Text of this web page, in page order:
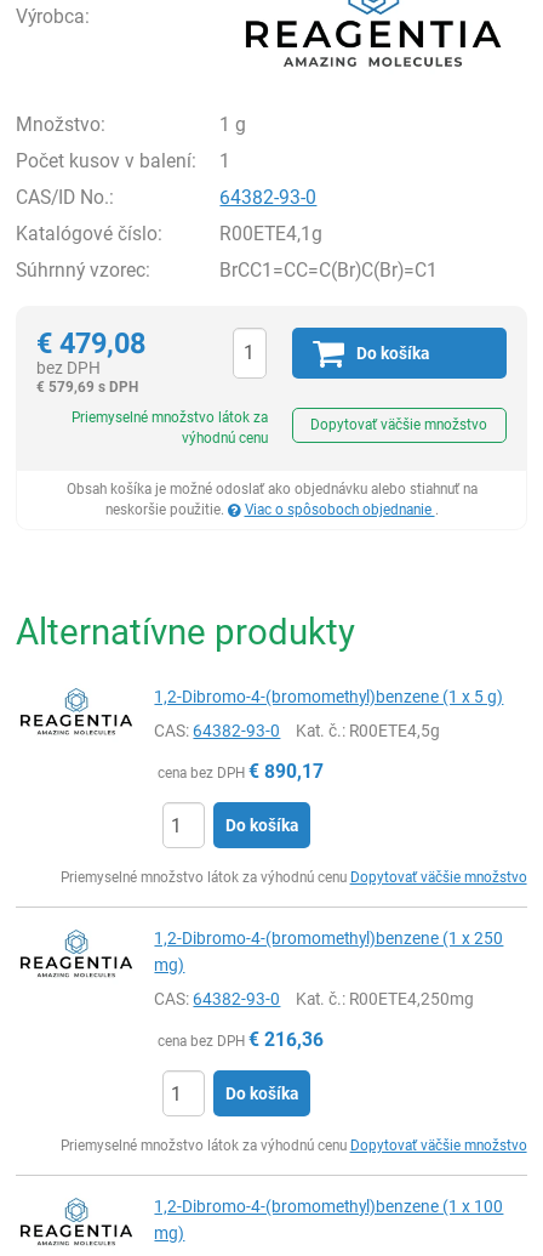
Výrobca:
Množstvo:
1 g
Počet kusov v balení:
1
CAS/ID No.:
64382-93-0
Katalógové číslo:
R00ETE4,1g
Súhrnný vzorec:
BrCC1=CC=C(Br)C(Br)=C1
€ 479,08
bez DPH
€ 579,69 s DPH
Do košíka
Priemyselné množstvo látok za
výhodnú cenu
Dopytovať väčšie množstvo
Obsah košíka je možné odoslať ako objednávku alebo stiahnuť na
neskoršie použitie.
Viac o spôsoboch objednanie .
Alternatívne produkty
1,2-Dibromo-4-(bromomethyl)benzene (1 x 5 g)
CAS:64382-93-0 Kat. č.: R00ETE4,5g
cena bez DPH € 890,17
Do košíka
Priemyselné množstvo látok za výhodnú cenu Dopytovať väčšie množstvo
1,2-Dibromo-4-(bromomethyl)benzene (1 x 250
mg)
CAS:64382-93-0 Kat. č.: R00ETE4,250mg
cena bez DPH € 216,36
Do košíka
Priemyselné množstvo látok za výhodnú cenu Dopytovať väčšie množstvo
1,2-Dibromo-4-(bromomethyl)benzene (1 x 100
mg)